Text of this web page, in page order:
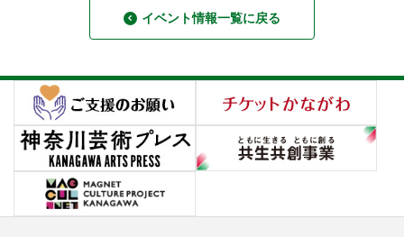
イベント情報一覧に戻る